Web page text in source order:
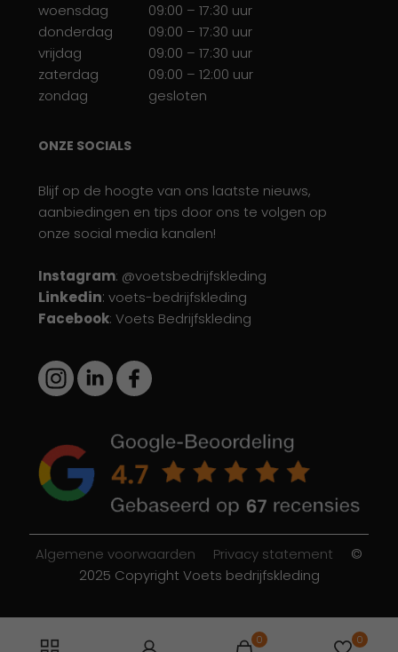
woensdag
09:00 – 17:30 uur
donderdag
09:00 – 17:30 uur
vrijdag
09:00 – 17:30 uur
zaterdag
09:00 – 12:00 uur
zondag
gesloten
ONZE SOCIALS
Blijf op de hoogte van ons laatste nieuws,
aanbiedingen en tips door ons te volgen op
onze social media kanalen!
Instagram: @voetsbedrijfskleding
Linkedin: voets-bedrijfskleding
Facebook: Voets Bedrijfskleding
Algemene voorwaarden Privacy statement
©
2025 Copyright Voets bedrijfskleding
0 0